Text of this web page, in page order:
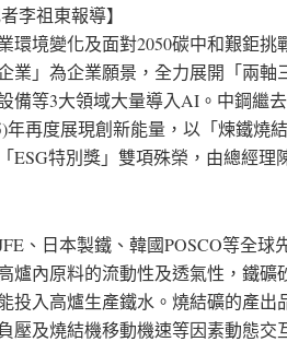
李祖東報導】
環境變化及面對2050碳中和艱鉅
業」為企業願景，全力展開「兩
備等3大領域大量導入AI。中鋼繼
年再度展現創新能量，以「煉鐵燒
ESG特別獎」雙項殊榮，由總經
、日本製鐵、韓國POSCO等全
爐內原料的流動性及透氣性，鐵
投入高爐生產鐵水。燒結礦的產
壓及燒結機移動機速等因素動態